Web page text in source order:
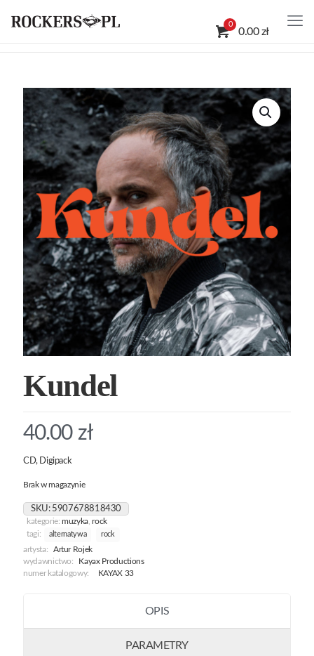
0
0.00 zł
Kundel
40.00 zł
CD, Digipack
Brak w magazynie
SKU: 5907678818430
kategorie:muzyka,rock
tagi:
alternatywa rock
artysta:
Artur Rojek
wydawnictwo:
Kayax Productions
numer katalogowy:
KAYAX 33
OPIS
PARAMETRY